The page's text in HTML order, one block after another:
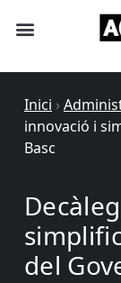
Inici ›
innovació i
Basc
del